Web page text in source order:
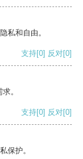
私和自由。
支持[0] 反对[0]
。
支持[0] 反对[0]
保护。